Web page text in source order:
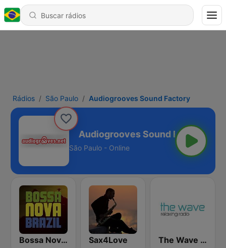
Rádios São Paulo Audiogrooves Sound Factory
Factory
São Paulo - Online
Bossa Nova Brazil Sax4Love The Wave - Relaxing radio